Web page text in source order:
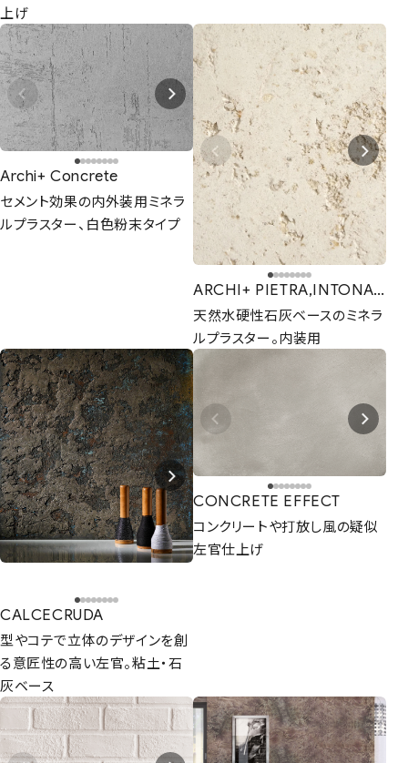
上げ
Archi+ Concrete
セメント効果の内外装用ミネラ
ルプラスター、白色粉末タイプ
ARCHI+ PIETRA,INTONACO
天然水硬性石灰ベースのミネラ
ルプラスター。内装用
CALCECRUDA
型やコテで立体のデザインを創
る意匠性の高い左官。粘土・石
灰ベース
CONCRETE EFFECT
コンクリートや打放し風の疑似
左官仕上げ